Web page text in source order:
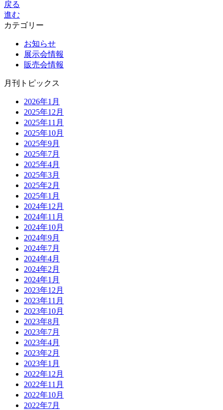
戻る
進む
カテゴリー
お知らせ
展示会情報
販売会情報
月刊トピックス
2026年1月
2025年12月
2025年11月
2025年10月
2025年9月
2025年7月
2025年4月
2025年3月
2025年2月
2025年1月
2024年12月
2024年11月
2024年10月
2024年9月
2024年7月
2024年4月
2024年2月
2024年1月
2023年12月
2023年11月
2023年10月
2023年8月
2023年7月
2023年4月
2023年2月
2023年1月
2022年12月
2022年11月
2022年10月
2022年7月